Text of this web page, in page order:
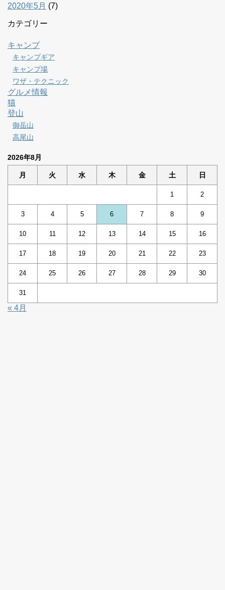
2020年5月 (7)
カテゴリー
キャンプ
キャンプギア
キャンプ場
ワザ・テクニック
グルメ情報
猫
登山
御岳山
高尾山
2026年8月
月 火 水 木 金 土 日
1 2
3 4 5 6 7 8 9
10 11 12 13 14 15 16
17 18 19 20 21 22 23
24 25 26 27 28 29 30
31
« 4月